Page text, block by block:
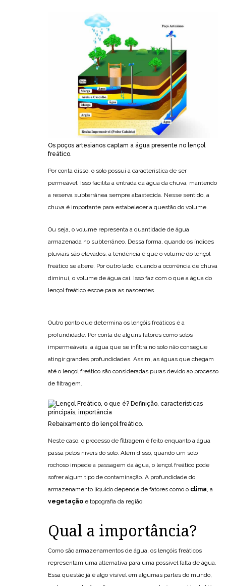
Os poços artesianos captam a água presente no lençol
freático.
Por conta disso, o solo possui a característica de ser
permeável. Isso facilita a entrada da água da chuva, mantendo
a reserva subterrânea sempre abastecida. Nesse sentido, a
chuva é importante para estabelecer a questão do volume.
Ou seja, o volume representa a quantidade de água
armazenada no subterrâneo. Dessa forma, quando os índices
pluviais são elevados, a tendência é que o volume do lençol
freático se altere. Por outro lado, quando a ocorrência de chuva
diminui, o volume de água cai. Isso faz com o que a água do
lençol freático escoe para as nascentes.
Outro ponto que determina os lençóis freáticos é a
profundidade. Por conta de alguns fatores como solos
impermeáveis, a água que se infiltra no solo não consegue
atingir grandes profundidades. Assim, as águas que chegam
até o lençol freático são consideradas puras devido ao processo
de filtragem.
Rebaixamento do lençol freático.
Neste caso, o processo de filtragem é feito enquanto a água
passa pelos níveis do solo. Além disso, quando um solo
rochoso impede a passagem da água, o lençol freático pode
sofrer algum tipo de contaminação. A profundidade do
armazenamento líquido depende de fatores como o clima, a
vegetação e topografia da região.
Qual a importância?
Como são armazenamentos de água, os lençóis freáticos
representam uma alternativa para uma possível falta de água.
Essa questão já é algo visível em algumas partes do mundo,